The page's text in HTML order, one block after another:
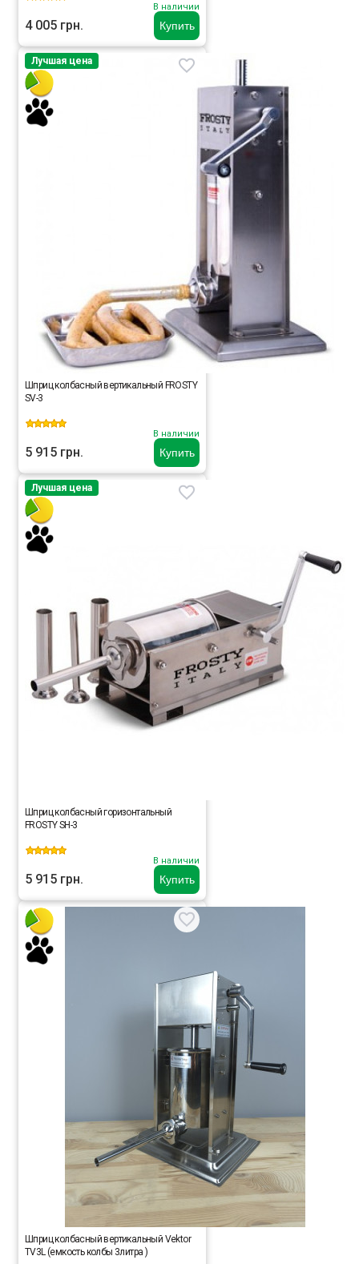
Купить
В наличии
4 005 грн.
Купить
Лучшая цена
Шприц колбасный вертикальный FROSTY
SV-3
В наличии
5 915 грн.
Купить
Лучшая цена
Шприц колбасный горизонтальный
FROSTY SH-3
В наличии
5 915 грн.
Шприц колбасный вертикальный Vektor
TV3L (емкость колбы 3литра )